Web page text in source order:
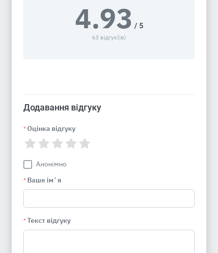
4.93 / 5
63 відгук(ів)
Додавання відгуку
* Оцінка відгуку
Анонімно
* Ваше імʼя
* Текст відгуку